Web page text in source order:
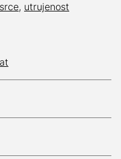
srce, utrujenost